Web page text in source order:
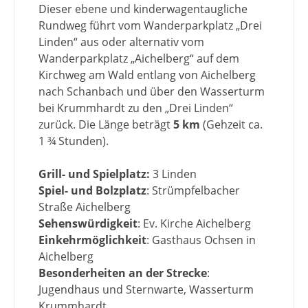
Dieser ebene und kinderwagentaugliche
Rundweg führt vom Wanderparkplatz „Drei
Linden“ aus oder alternativ vom
Wanderparkplatz „Aichelberg“ auf dem
Kirchweg am Wald entlang von Aichelberg
nach Schanbach und über den Wasserturm
bei Krummhardt zu den „Drei Linden“
zurück. Die Länge beträgt5 km (Gehzeit ca.
1 ¾ Stunden).
Grill- und Spielplatz: 3 Linden
Spiel- und Bolzplatz: Strümpfelbacher
Straße Aichelberg
Sehenswürdigkeit: Ev. Kirche Aichelberg
Einkehrmöglichkeit: Gasthaus Ochsen in
Aichelberg
Besonderheiten an der Strecke:
Jugendhaus und Sternwarte, Wasserturm